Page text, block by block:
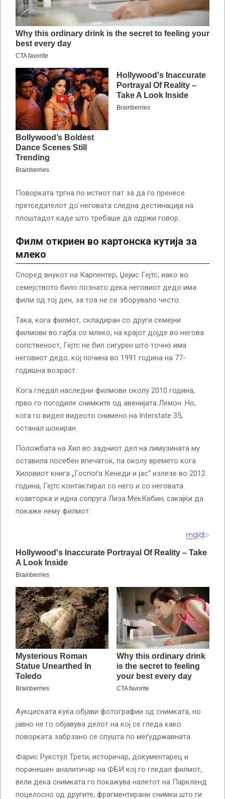
Поворката тргна по истиот пат за да го пренесе
претседателот до неговата следна дестинација на
плоштадот каде што требаше да одржи говор.
Филм откриен во картонска кутија за
млеко
Според внукот на Карпентер, Џејмс Гејтс, иако во
семејството било познато дека неговиот дедо има
филм од тој ден, за тоа не се зборувало често.
Така, кога филмот, складиран со други семејни
филмови во гајба со млеко, на крајот дојде во негова
сопственост, Гејтс не бил сигурен што точно има
неговиот дедо, кој почина во 1991 година на 77-
годишна возраст.
Кога гледал наследни филмови околу 2010 година,
прво го погодиле снимките од авенијата Лемон. Но,
кога го видел видеото снимено на Interstate 35,
останал шокиран.
Положбата на Хил во задниот дел на лимузината му
оставила посебен впечаток, па околу времето кога
Хиловиот книга „Госпоѓа Кенеди и јас“ излезе во 2012
година, Гејтс контактирал со него и со неговата
коавторка и идна сопруга Лиза МекКабин, сакајќи да
покаже нему филмот.
Аукциската куќа објави фотографии од снимката, но
јавно не го објавува делот на кој се гледа како
поворката забрзано се спушта по меѓудржавната.
Фарис Рукстул Трети, историчар, документарец и
поранешен аналитичар на ФБИ кој го гледал филмот,
вели дека снимката го покажува налетот на Паркленд
поцелосно од другите, фрагментирани снимки што ги